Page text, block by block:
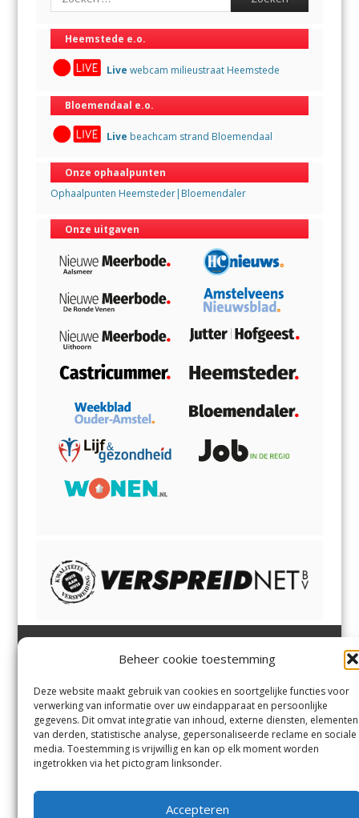
Beheer cookie toestemming
Deze website maakt gebruik van cookies en soortgelijke functies voor
verwerking van informatie over uw eindapparaat en persoonlijke
gegevens. Dit omvat integratie van inhoud, externe diensten, elementen
van derden, statistische analyse, gepersonaliseerde reclame en sociale
media. Toestemming is vrijwillig en kan op elk moment worden
ingetrokken via het pictogram linksonder.
Accepteren
Heemstede e.o.
Live webcam milieustraat Heemstede
Bloemendaal e.o.
Live beachcam strand Bloemendaal
Onze ophaalpunten
Ophaalpunten Heemsteder|Bloemendaler
Onze uitgaven
Margadantstraat 34
1976 DN IJmuiden
023-8200170
info@heemsteder.nl
info@bloemendaler.nl
Bennebroek,Vogelenzang,
OverveenenAerdenhout
Contact
Vacatures